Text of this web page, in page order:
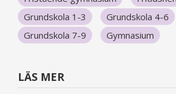
Grundskola 1-3
Grundskola 4-6
Grundskola 7-9
Gymnasium
LÄS MER